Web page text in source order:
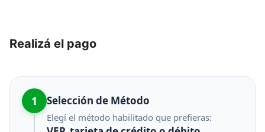
Realizá el pago
1 Selección de Método
Elegí el método habilitado que prefieras: